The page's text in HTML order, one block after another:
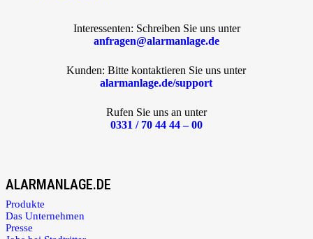
Interessenten: Schreiben Sie uns unter
anfragen@alarmanlage.de
Kunden: Bitte kontaktieren Sie uns unter
alarmanlage.de/support
Rufen Sie uns an unter
0331 / 70 44 44 – 00
ALARMANLAGE.DE
Produkte
Das Unternehmen
Presse